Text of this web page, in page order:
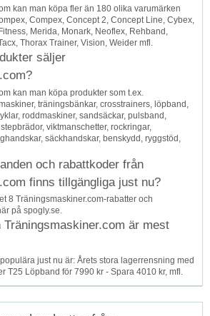
kan man köpa fler än 180 olika varumärken
Compex, Concept 2, Concept Line, Cybex,
Merida, Monark, Neoflex, Rehband,
Thorax Trainer, Vision, Weider mfl.
säljer
kan man köpa produkter som t.ex.
träningsbänkar, crosstrainers, löpband,
roddmaskiner, sandsäckar, pulsband,
viktmanschetter, rockringar,
säckhandskar, benskydd, ryggstöd,
och rabattkoder från
finns tillgängliga just nu?
8 Träningsmaskiner.com-rabatter och
på spogly.se.
är mest
just nu är: Årets stora lagerrensning med
T25 Löpband för 7990 kr - Spara 4010 kr, mfl.